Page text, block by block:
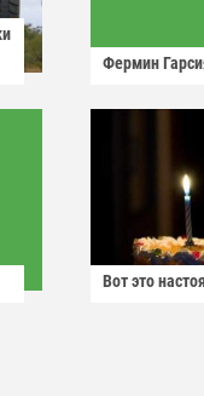
Фермин
Вот это